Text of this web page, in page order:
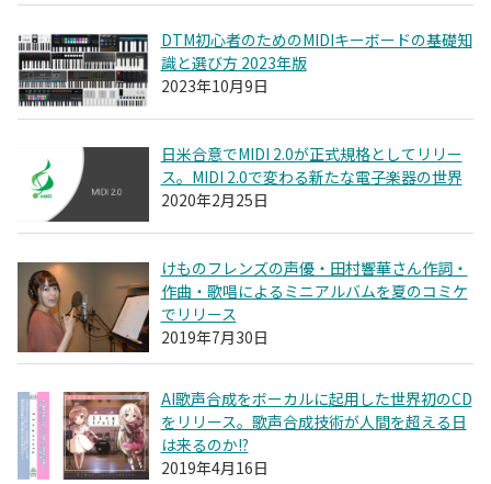
DTM初心者のためのMIDIキーボードの基礎知
識と選び方 2023年版
2023年10月9日
日米合意でMIDI 2.0が正式規格としてリリー
ス。MIDI 2.0で変わる新たな電子楽器の世界
2020年2月25日
けものフレンズの声優・田村響華さん作詞・
作曲・歌唱によるミニアルバムを夏のコミケ
でリリース
2019年7月30日
AI歌声合成をボーカルに起用した世界初のCD
をリリース。歌声合成技術が人間を超える日
は来るのか!?
2019年4月16日